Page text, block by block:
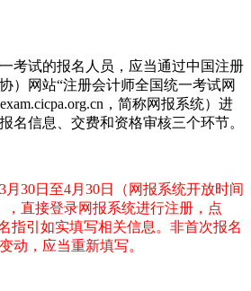
考试的报名人员，应当通过中国注册
）网站“注册会计师全国统一考试网
，简称网报系统）进
名信息、交费和资格审核三个环节。
月30日至4月30日（网报系统开放时间
，直接登录网报系统进行注册，点
指引如实填写相关信息。非首次报名
动，应当重新填写。